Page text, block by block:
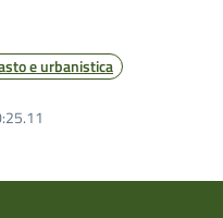
e urbanistica